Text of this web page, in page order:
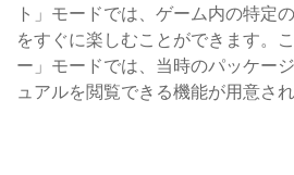
ト」モードでは、ゲーム内の特定
をすぐに楽しむことができます。
ー」モードでは、当時のパッケー
ュアルを閲覧できる機能が用意され